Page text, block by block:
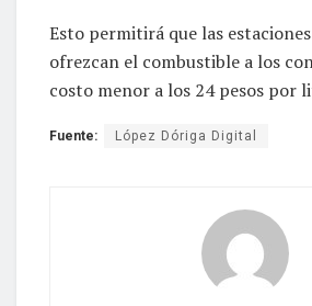
Esto permitirá que las
ofrezcan el combustible a los
costo menor a los 24 pesos por
Fuente: López Dóriga Digital